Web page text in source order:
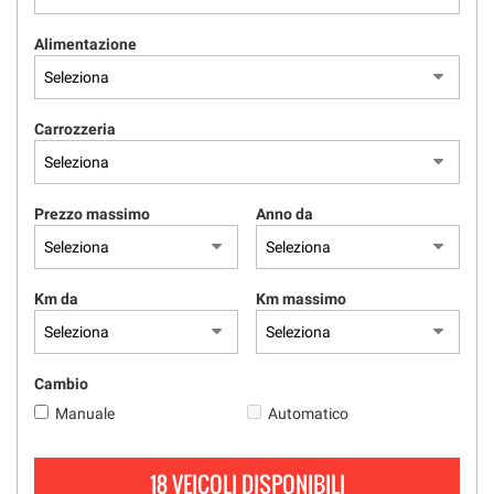
Alimentazione
Carrozzeria
Prezzo massimo Anno da
Km da Km massimo
Cambio
Manuale
Automatico
18 VEICOLI DISPONIBILI
adottiamo
per
offrire
funzionalità
svolgere
le
attività
seguito
descritte.
Per
ottenere
informazioni
sull'utilità